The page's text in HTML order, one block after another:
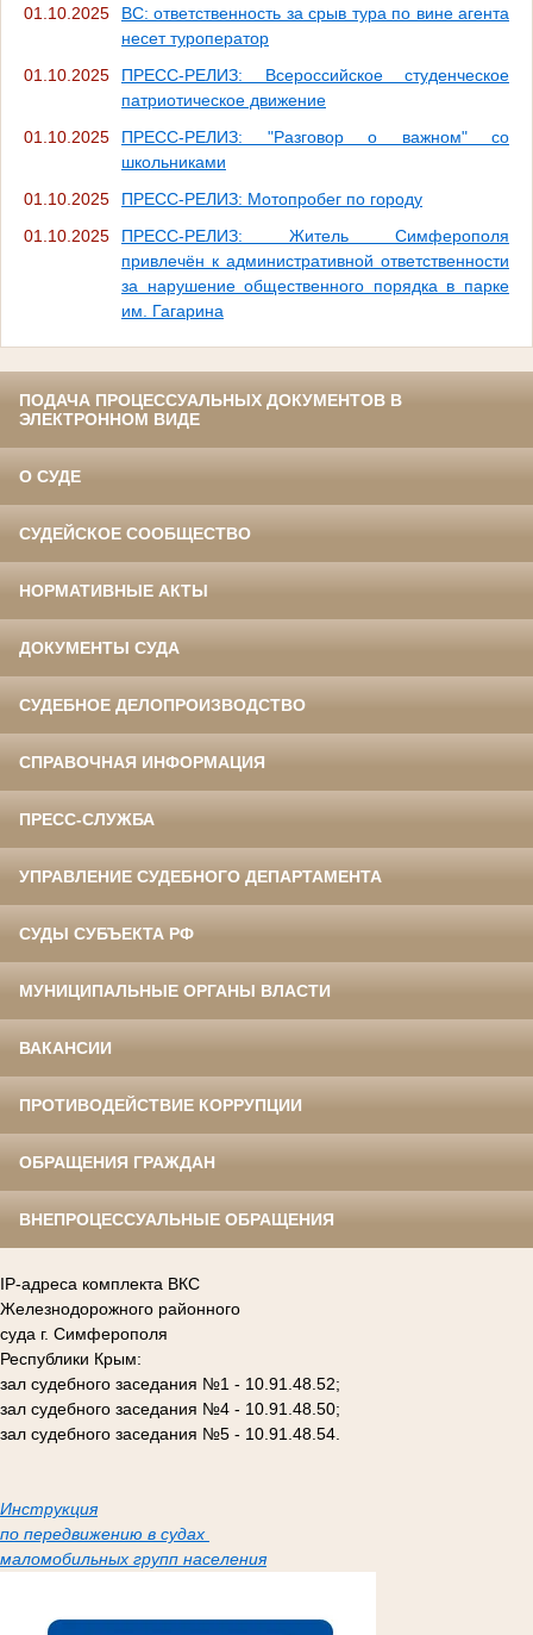
01.10.2025
ВС: ответственность за срыв тура по вине агента
несет туроператор
01.10.2025
ПРЕСС-РЕЛИЗ: Всероссийское студенческое
патриотическое движение
01.10.2025
ПРЕСС-РЕЛИЗ: "Разговор о важном" со
школьниками
01.10.2025
ПРЕСС-РЕЛИЗ: Мотопробег по городу
01.10.2025
ПРЕСС-РЕЛИЗ: Житель Симферополя
привлечён к административной ответственности
за нарушение общественного порядка в парке
им. Гагарина
ПОДАЧА ПРОЦЕССУАЛЬНЫХ ДОКУМЕНТОВ В
ЭЛЕКТРОННОМ ВИДЕ
О СУДЕ
СУДЕЙСКОЕ СООБЩЕСТВО
НОРМАТИВНЫЕ АКТЫ
ДОКУМЕНТЫ СУДА
СУДЕБНОЕ ДЕЛОПРОИЗВОДСТВО
СПРАВОЧНАЯ ИНФОРМАЦИЯ
ПРЕСС-СЛУЖБА
УПРАВЛЕНИЕ СУДЕБНОГО ДЕПАРТАМЕНТА
СУДЫ СУБЪЕКТА РФ
МУНИЦИПАЛЬНЫЕ ОРГАНЫ ВЛАСТИ
ВАКАНСИИ
ПРОТИВОДЕЙСТВИЕ КОРРУПЦИИ
ОБРАЩЕНИЯ ГРАЖДАН
ВНЕПРОЦЕССУАЛЬНЫЕ ОБРАЩЕНИЯ
IP-адреса комплекта ВКС
Железнодорожного районного
суда г. Симферополя
Республики Крым:
зал судебного заседания №1 - 10.91.48.52;
зал судебного заседания №4 - 10.91.48.50;
зал судебного заседания №5 - 10.91.48.54.
Инструкция
по передвижению в судах
маломобильных групп населения